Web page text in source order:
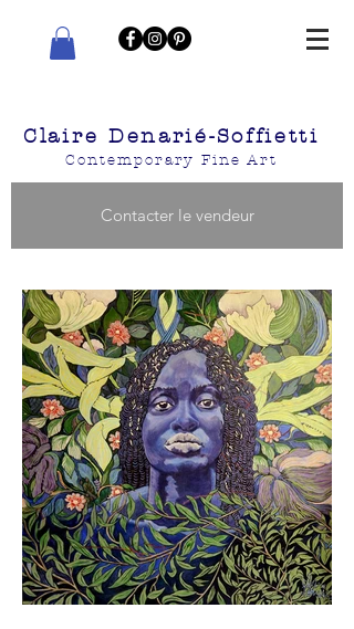
Claire Denarié-Soffietti
Contemporary Fine Art
Contacter le vendeur